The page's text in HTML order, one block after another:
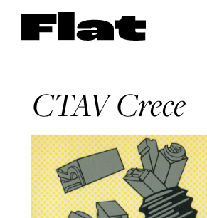
CTAV Crece